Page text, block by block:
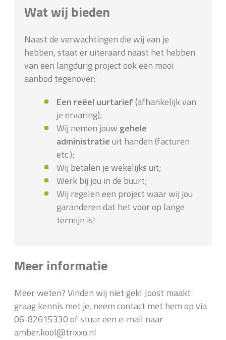
Wat wij bieden
Naast de verwachtingen die wij van je
hebben, staat er uiteraard naast het hebben
van een langdurig project ook een mooi
aanbod tegenover:
Een reëel uurtarief(afhankelijk van
je ervaring);
Wij nemen jouw gehele
administratieuit handen (facturen
etc.);
Wij betalen je wekelijks uit;
Werk bij jou in de buurt;
Wij regelen een project waar wij jou
garanderen dat het voor op lange
termijn is!
Meer informatie
Meer weten? Vinden wij niet gek! Joost maakt
graag kennis met je, neem contact met hem op via
06-82615330 of stuur een e-mail naar
amber.kool@trixxo.nl